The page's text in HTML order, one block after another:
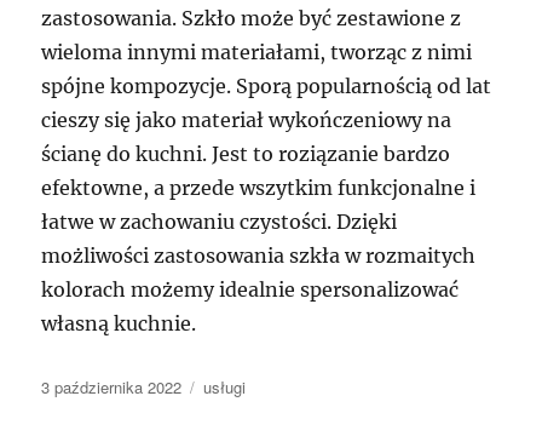
zastosowania. Szkło może być zestawione z
wieloma innymi materiałami, tworząc z nimi
spójne kompozycje. Sporą popularnością od lat
cieszy się jako materiał wykończeniowy na
ścianę do kuchni. Jest to roziązanie bardzo
efektowne, a przede wszytkim funkcjonalne i
łatwe w zachowaniu czystości. Dzięki
możliwości zastosowania szkła w rozmaitych
kolorach możemy idealnie spersonalizować
własną kuchnie.
Data
3 października 2022 Kategorie
usługi